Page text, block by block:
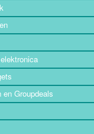
en Groupdeals